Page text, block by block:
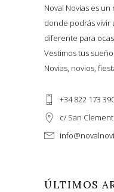
Noval Novias es
donde podrás vivir
diferente para
Vestimos tus
Novias, novios,
+34 822 173
c/ San
ÚLTIMOS